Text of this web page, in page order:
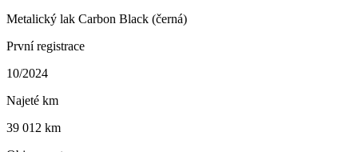
Metalický lak Carbon Black (černá)
První registrace
10/2024
Najeté km
39 012 km